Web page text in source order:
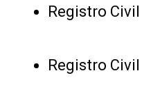
Registro
Registro Civil